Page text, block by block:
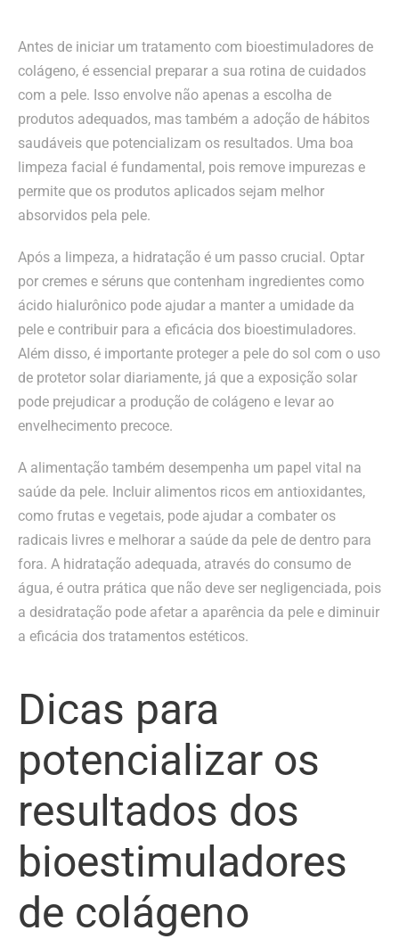
Antes de iniciar um tratamento com bioestimuladores de
colágeno, é essencial preparar a sua rotina de cuidados
com a pele. Isso envolve não apenas a escolha de
produtos adequados, mas também a adoção de hábitos
saudáveis que potencializam os resultados. Uma boa
limpeza facial é fundamental, pois remove impurezas e
permite que os produtos aplicados sejam melhor
absorvidos pela pele.
Após a limpeza, a hidratação é um passo crucial. Optar
por cremes e séruns que contenham ingredientes como
ácido hialurônico pode ajudar a manter a umidade da
pele e contribuir para a eficácia dos bioestimuladores.
Além disso, é importante proteger a pele do sol com o uso
de protetor solar diariamente, já que a exposição solar
pode prejudicar a produção de colágeno e levar ao
envelhecimento precoce.
A alimentação também desempenha um papel vital na
saúde da pele. Incluir alimentos ricos em antioxidantes,
como frutas e vegetais, pode ajudar a combater os
radicais livres e melhorar a saúde da pele de dentro para
fora. A hidratação adequada, através do consumo de
água, é outra prática que não deve ser negligenciada, pois
a desidratação pode afetar a aparência da pele e diminuir
a eficácia dos tratamentos estéticos.
Dicas para
potencializar os
resultados dos
bioestimuladores
de colágeno